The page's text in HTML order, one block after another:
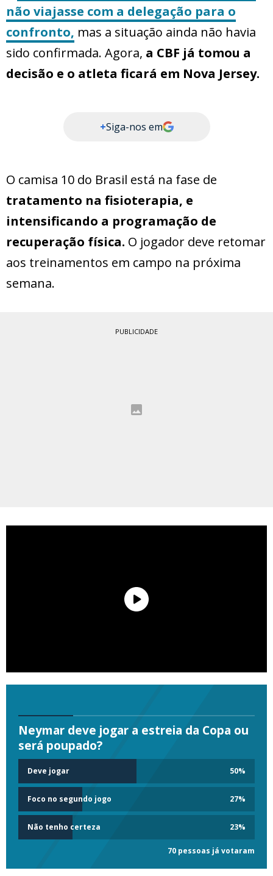
não viajasse com a delegação para o
confronto, mas a situação ainda não havia
sido confirmada. Agora, a CBF já tomou a
decisão e o atleta ficará em Nova Jersey.
+Siga-nos em
O camisa 10 do Brasil está na fase de
tratamento na fisioterapia, e
intensificando a programação de
recuperação física. O jogador deve retomar
aos treinamentos em campo na próxima
semana.
PUBLICIDADE
Neymar deve jogar a estreia da Copa ou
será poupado?
Deve jogar 50%
Foco no segundo jogo 27%
Não tenho certeza 23%
70 pessoas já votaram